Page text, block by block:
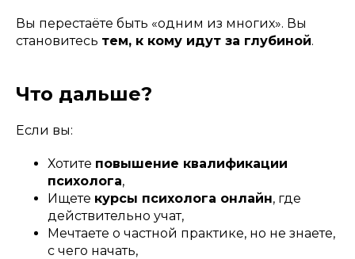
Вы перестаёте быть «одним из многих». Вы
становитесь тем, к кому идут за глубиной.
Что дальше?
Если вы:
Хотите повышение квалификации
психолога,
Ищете курсы психолога онлайн, где
действительно учат,
Мечтаете о частной практике, но не знаете,
с чего начать,